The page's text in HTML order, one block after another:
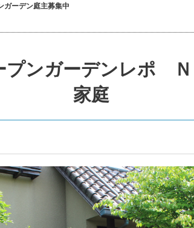
ガーデン庭主募集中
ンガーデンレポ
家庭